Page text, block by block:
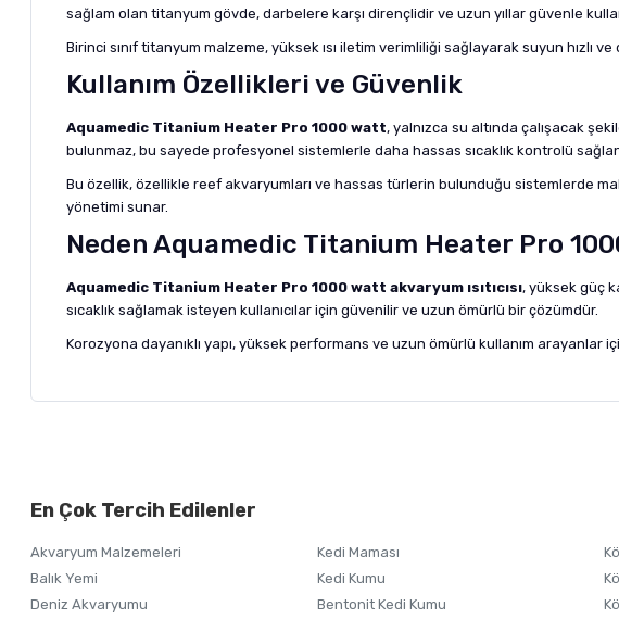
sağlam olan titanyum gövde, darbelere karşı dirençlidir ve uzun yıllar güvenle
Birinci sınıf titanyum malzeme, yüksek ısı iletim verimliliği sağlayarak suyun hızlı
Kullanım Özellikleri ve Güvenlik
Aquamedic Titanium Heater Pro 1000 watt, yalnızca su altında çalışacak
bulunmaz, bu sayede profesyonel sistemlerle daha hassas sıcaklık kontrolü
Bu özellik, özellikle reef akvaryumları ve hassas türlerin bulunduğu sistemlerde
yönetimi sunar.
Neden Aquamedic Titanium Heater Pro
Aquamedic Titanium Heater Pro 1000 watt akvaryum ısıtıcısı, yüksek güç
sıcaklık sağlamak isteyen kullanıcılar için güvenilir ve uzun ömürlü bir çözümdür.
Korozyona dayanıklı yapı, yüksek performans ve uzun ömürlü kullanım arayanlar
Ürün açıklamasında eksik bilgiler bulunuyor.
En Çok Tercih Edilenler
Akvaryum Malzemeleri
Balık Yemi
Deniz Akvaryumu
Kedi Maması
Kedi Kumu
Bentonit Kedi Kumu